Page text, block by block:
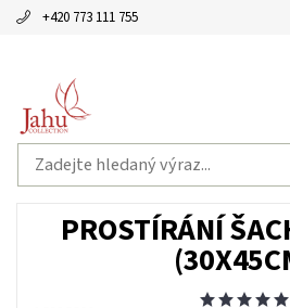
+420 773 111 755
PROSTÍRÁNÍ